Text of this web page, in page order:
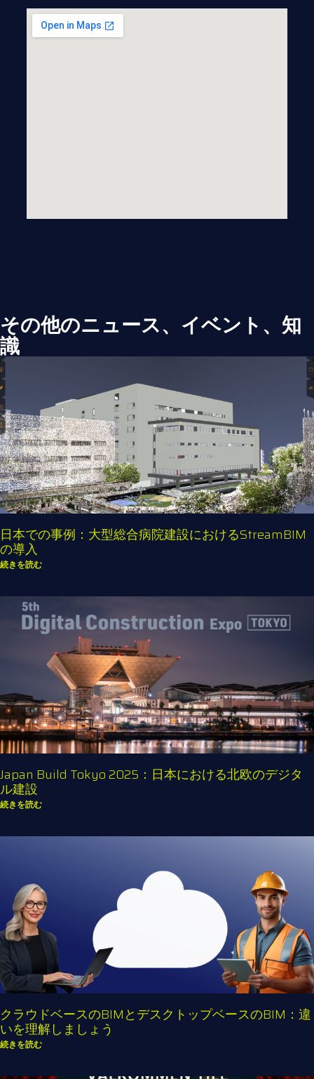
その他のニュース、イベント、知
識
日本での事例：大型総合病院建設におけるStreamBIM
の導入
続きを読む
Japan Build Tokyo 2025：日本における北欧のデジタ
ル建設
続きを読む
クラウドベースのBIMとデスクトップベースのBIM：違
いを理解しましょう
続きを読む